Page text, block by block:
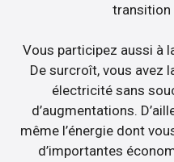
transition
Vous participez aussi à
De surcroît, vous avez
électricité sans
d’augmentations.
même l’énergie dont
d’importantes